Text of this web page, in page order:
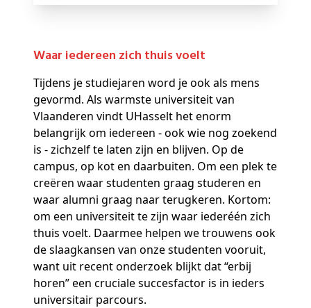
Waar iedereen zich thuis voelt
Tijdens je studiejaren word je ook als mens
gevormd. Als warmste universiteit van
Vlaanderen vindt UHasselt het enorm
belangrijk om iedereen - ook wie nog zoekend
is - zichzelf te laten zijn en blijven. Op de
campus, op kot en daarbuiten. Om een plek te
creëren waar studenten graag studeren en
waar alumni graag naar terugkeren. Kortom:
om een universiteit te zijn waar iederéén zich
thuis voelt. Daarmee helpen we trouwens ook
de slaagkansen van onze studenten vooruit,
want uit recent onderzoek blijkt dat “erbij
horen” een cruciale succesfactor is in ieders
universitair parcours.